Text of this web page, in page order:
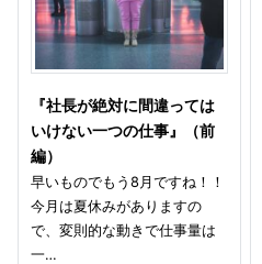
『社長が絶対に間違っては
いけない一つの仕事』（前
編）
早いものでもう8月ですね！！
今月は夏休みがありますの
で、変則的な動きで仕事量は
一…